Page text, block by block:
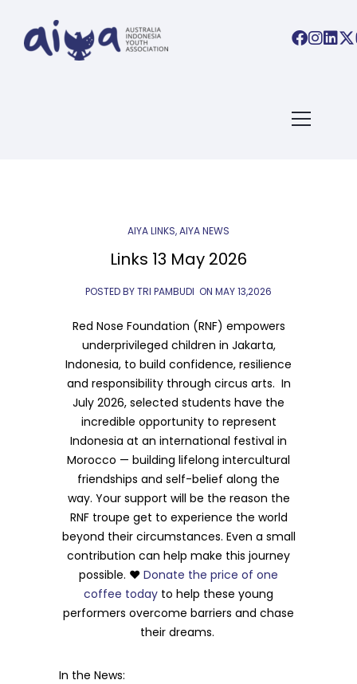
ARTICLES TAGGED WITH:
AUSTRALIAINDONESIA
AIYA LINKS,AIYA NEWS
Links 13 May 2026
POSTED BY TRI PAMBUDI ON MAY 13,2026
Red Nose Foundation (RNF) empowers
underprivileged children in Jakarta,
Indonesia, to build confidence, resilience
and responsibility through circus arts. In
July 2026, selected students have the
incredible opportunity to represent
Indonesia at an international festival in
Morocco — building lifelong intercultural
friendships and self-belief along the
way. Your support will be the reason the
RNF troupe get to experience the world
beyond their circumstances. Even a small
contribution can help make this journey
possible. ❤️ Donate the price of one
coffee today to help these young
performers overcome barriers and chase
their dreams.
In the News: